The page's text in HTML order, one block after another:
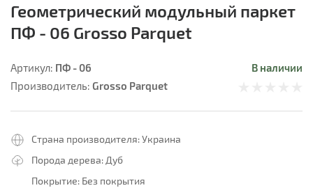
Геометрический модульный паркет
ПФ - 06 Grosso Parquet
Артикул: ПФ - 06 В наличии
Производитель: Grosso Parquet
Страна производителя:Украина
Порода дерева: Дуб
Покрытие: Без покрытия